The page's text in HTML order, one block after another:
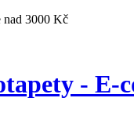
nad 3000 Kč
- E-